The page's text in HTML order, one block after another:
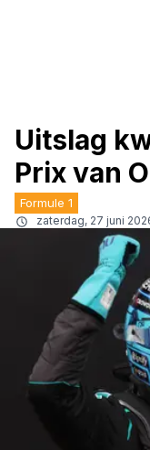
Uitslag
Prix van
Formule 1
zaterdag, 27 juni